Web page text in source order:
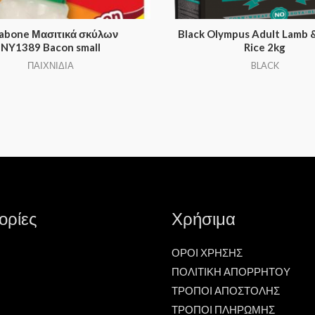
Μασιτικά σκύλων
NY1389 Bacon small
ΠΑΙΧΝΙΔΙΑ
Black Olympus Adult Lamb
Rice 2kg
BLACK
Χρήσιμα
ΟΡΟΙ ΧΡΗΣΗΣ
ΠΟΛΙΤΙΚΗ ΑΠΟΡΡΗΤΟΥ
ΤΡΟΠΟΙ ΑΠΟΣΤΟΛΗΣ
ΤΡΟΠΟΙ ΠΛΗΡΩΜΗΣ